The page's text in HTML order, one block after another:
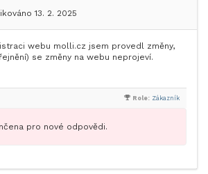
13. 2. 2025
webu molli.cz jsem provedl změny,
se změny na webu neprojeví.
Role: Zákazník
pro nové odpovědi.